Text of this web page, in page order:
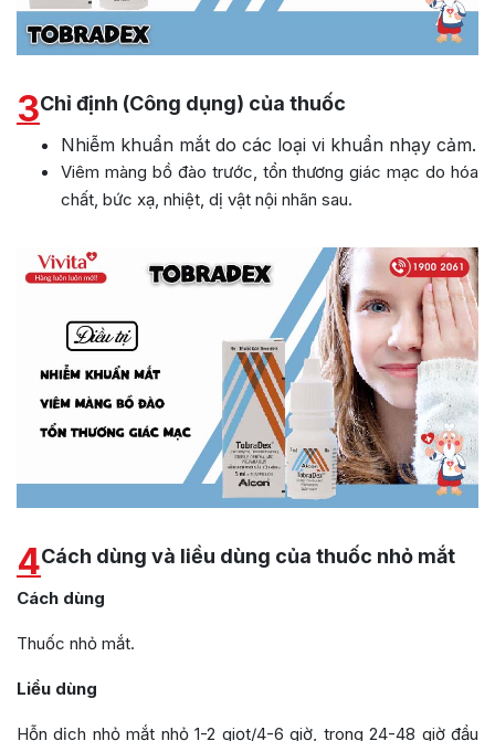
3Chỉ định (Công dụng) của thuốc
Nhiễm khuẩn mắt do các loại vi khuẩn nhạy cảm.
Viêm màng bồ đào trước, tổn thương giác mạc do hóa
chất, bức xạ, nhiệt, dị vật nội nhãn sau.
4Cách dùng và liều dùng của thuốc nhỏ mắt
Cách dùng
Thuốc nhỏ mắt.
Liều dùng
Hỗn dịch nhỏ mắt nhỏ 1-2 giọt/4-6 giờ, trong 24-48 giờ đầu